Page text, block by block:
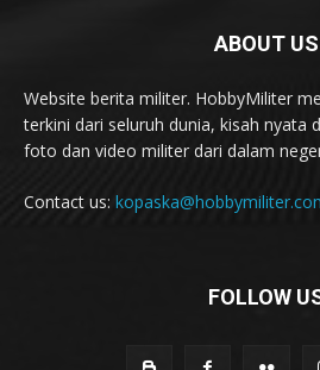
ABOUT US
Website berita militer. HobbyMiliter
terkini dari seluruh dunia, kisah nyata
foto dan video militer dari dalam
Contact us:
FOLLOW